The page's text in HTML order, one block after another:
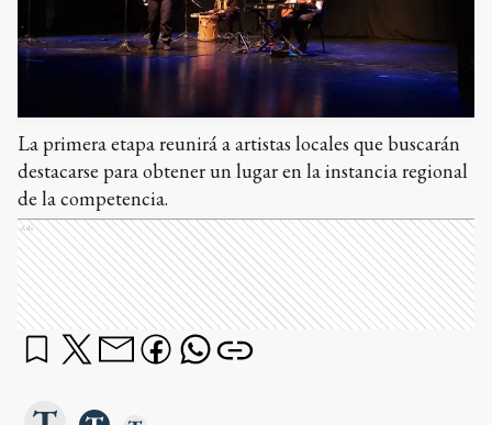
La primera etapa reunirá a artistas locales que buscarán
destacarse para obtener un lugar en la instancia regional
de la competencia.
Ads